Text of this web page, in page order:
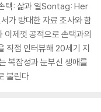
택: 삶과 일Sontag: Her
가 방대한 자료 조사와 함
이제껏 공적으로 손택과의
직접 인터뷰해 20세기 지
복잡성과 눈부신 생애를
불린다.